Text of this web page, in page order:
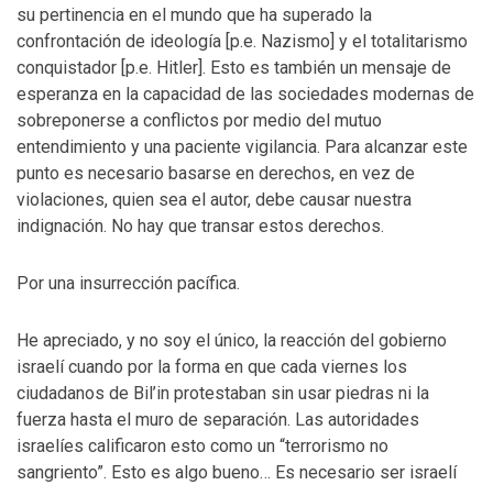
su pertinencia en el mundo que ha superado la
confrontación de ideología [p.e. Nazismo] y el totalitarismo
conquistador [p.e. Hitler]. Esto es también un mensaje de
esperanza en la capacidad de las sociedades modernas de
sobreponerse a conflictos por medio del mutuo
entendimiento y una paciente vigilancia. Para alcanzar este
punto es necesario basarse en derechos, en vez de
violaciones, quien sea el autor, debe causar nuestra
indignación. No hay que transar estos derechos.
Por una insurrección pacífica.
He apreciado, y no soy el único, la reacción del gobierno
israelí cuando por la forma en que cada viernes los
ciudadanos de Bil’in protestaban sin usar piedras ni la
fuerza hasta el muro de separación. Las autoridades
israelíes calificaron esto como un “terrorismo no
sangriento”. Esto es algo bueno… Es necesario ser israelí